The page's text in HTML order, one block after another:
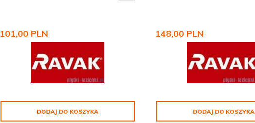
101,00 PLN
DODAJ DO KOSZYKA
148,00 PLN
DODAJ DO KOSZYKA